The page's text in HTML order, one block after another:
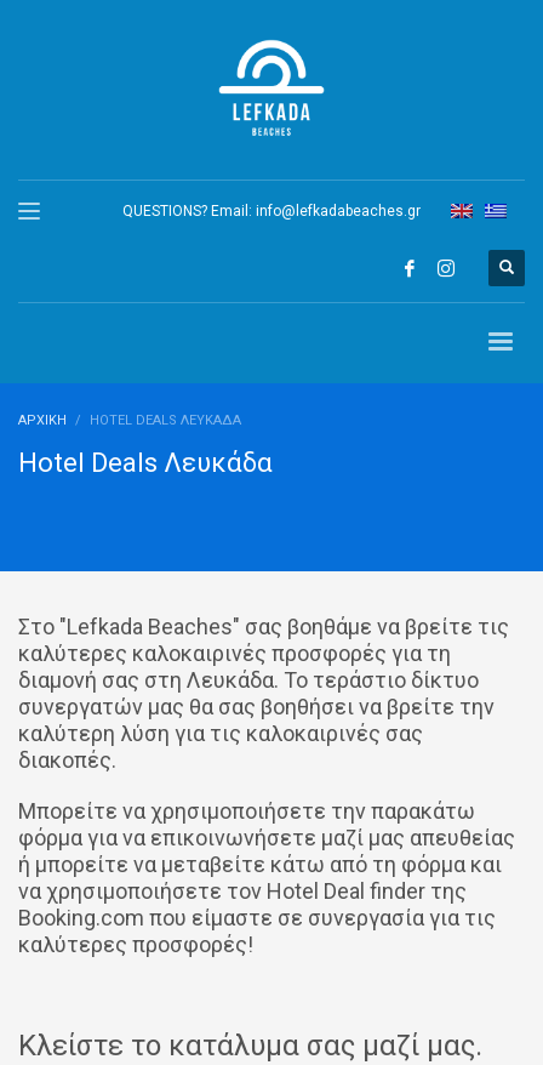
QUESTIONS? Email: info@lefkadabeaches.gr
ΑΡΧΙΚΉ HOTEL DEALS ΛΕΥΚΆΔΑ
Hotel Deals Λευκάδα
Στο "Lefkada Beaches" σας βοηθάμε να βρείτε τις
καλύτερες καλοκαιρινές προσφορές για τη
διαμονή σας στη Λευκάδα. Το τεράστιο δίκτυο
συνεργατών μας θα σας βοηθήσει να βρείτε την
καλύτερη λύση για τις καλοκαιρινές σας
διακοπές.
Μπορείτε να χρησιμοποιήσετε την παρακάτω
φόρμα για να επικοινωνήσετε μαζί μας απευθείας
ή μπορείτε να μεταβείτε κάτω από τη φόρμα και
να χρησιμοποιήσετε τον Hotel Deal finder της
Booking.com που είμαστε σε συνεργασία για τις
καλύτερες προσφορές!
Κλείστε το κατάλυμα σας μαζί μας.